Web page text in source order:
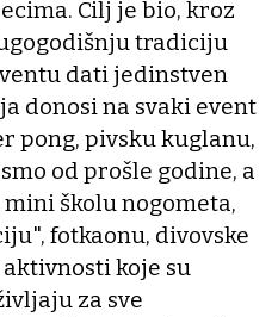
Cilj je bio, kroz
tradiciju
dati jedinstven
donosi na svaki event
pong, pivsku kuglanu,
od prošle godine, a
školu nogometa,
fotkaonu, divovske
koje su
za sve